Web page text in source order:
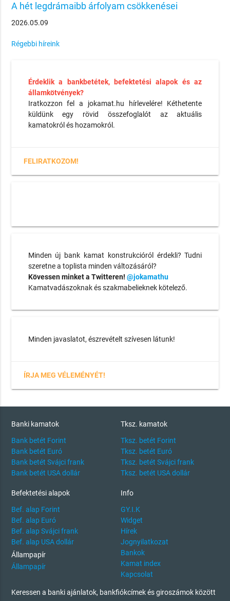
A hét legdrámaibb árfolyam csökkenései
2026.05.09
Régebbi híreink
Érdeklik a bankbetétek, befektetési alapok és az
államkötvények?
Iratkozzon fel a jokamat.hu hírlevelére! Kéthetente
küldünk egy rövid összefoglalót az aktuális
kamatokról és hozamokról.
FELIRATKOZOM!
Minden új bank kamat konstrukcióról érdekli? Tudni
szeretne a toplista minden változásáról?
Kövessen minket a Twitteren! @jokamathu
Kamatvadászoknak és szakmabelieknek kötelező.
Minden javaslatot, észrevételt szívesen látunk!
ÍRJA MEG VÉLEMÉNYÉT!
Banki kamatok
Bank betét Forint
Bank betét Euró
Bank betét Svájci frank
Bank betét USA dollár
Tksz. kamatok
Tksz. betét Forint
Tksz. betét Euró
Tksz. betét Svájci frank
Tksz. betét USA dollár
Befektetési alapok
Bef. alap Forint
Bef. alap Euró
Bef. alap Svájci frank
Bef. alap USA dollár
Állampapír
Állampapír
Info
GY.I.K
Widget
Hírek
Jognyilatkozat
Bankok
Kamat index
Kapcsolat
Keressen a banki ajánlatok, bankfiókcímek és giroszámok között